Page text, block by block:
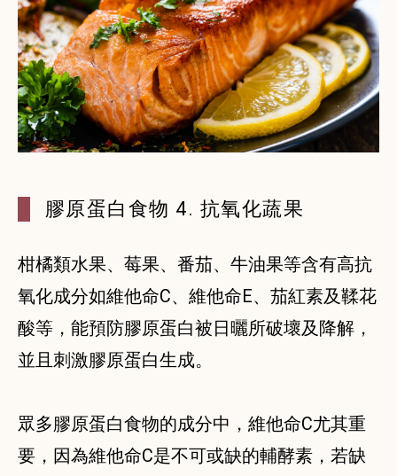
膠原蛋白食物 4. 抗氧化蔬果
柑橘類水果、莓果、番茄、牛油果等含有高抗
氧化成分如維他命C、維他命E、茄紅素及鞣花
酸等，能預防膠原蛋白被日曬所破壞及降解，
並且刺激膠原蛋白生成。
眾多膠原蛋白食物的成分中，維他命C尤其重
要，因為維他命C是不可或缺的輔酵素，若缺